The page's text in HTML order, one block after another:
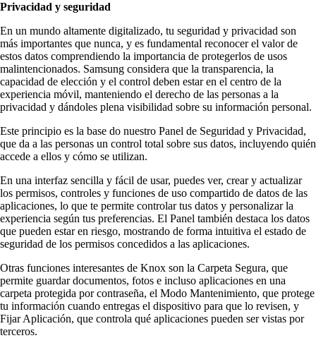
Privacidad y seguridad
En un mundo altamente digitalizado, tu seguridad y privacidad son
más importantes que nunca, y es fundamental reconocer el valor de
estos datos comprendiendo la importancia de protegerlos de usos
malintencionados. Samsung considera que la transparencia, la
capacidad de elección y el control deben estar en el centro de la
experiencia móvil, manteniendo el derecho de las personas a la
privacidad y dándoles plena visibilidad sobre su información personal.
Este principio es la base do nuestro Panel de Seguridad y Privacidad,
que da a las personas un control total sobre sus datos, incluyendo quién
accede a ellos y cómo se utilizan.
En una interfaz sencilla y fácil de usar, puedes ver, crear y actualizar
los permisos, controles y funciones de uso compartido de datos de las
aplicaciones, lo que te permite controlar tus datos y personalizar la
experiencia según tus preferencias. El Panel también destaca los datos
que pueden estar en riesgo, mostrando de forma intuitiva el estado de
seguridad de los permisos concedidos a las aplicaciones.
Otras funciones interesantes de Knox son la Carpeta Segura, que
permite guardar documentos, fotos e incluso aplicaciones en una
carpeta protegida por contraseña, el Modo Mantenimiento, que protege
tu información cuando entregas el dispositivo para que lo revisen, y
Fijar Aplicación, que controla qué aplicaciones pueden ser vistas por
terceros.